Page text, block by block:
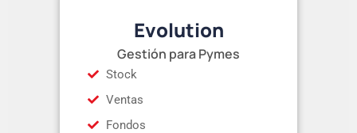
Evolution
Gestión para Pymes
Stock
Ventas
Fondos